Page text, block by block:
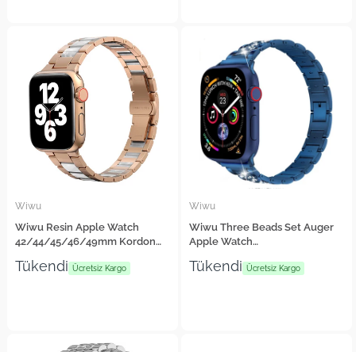
Wiwu
Wiwu Resin Apple Watch
42/44/45/46/49mm Kordon
Tükendi Ücretsiz Kargo
Wiwu
Wiwu Three Beads Set Auger
Apple Watch
Metal Strap Kayış
Tükendi Ücretsiz Kargo